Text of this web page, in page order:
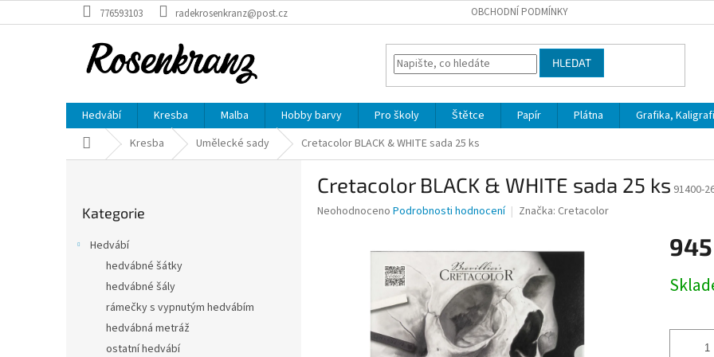
na
776593103 radekrosenkranz@post.cz OBCHODNÍ PODMÍNKY
HLEDAT
Hedvábí Kresba Malba Hobby barvy Pro školy Štětce Papír Plátna Grafika,
Domů Kresba Umělecké sady Cretacolor BLACK & WHITE sada 25 ks
kategorie
Kategorie
Hedvábí
hedvábné šátky
hedvábné šály
rámečky s vypnutým hedvábím
hedvábná metráž
ostatní hedvábí
Cretacolor BLACK & WHITE sada 25 ks 91400-
Průměrné
Neohodnoceno Podrobnosti hodnocení Značka: Cretacolor
cena: